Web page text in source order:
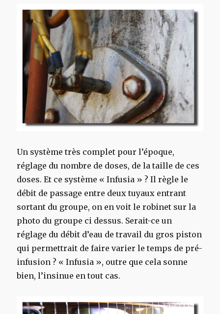
Un système très complet pour l’époque,
réglage du nombre de doses, de la taille de ces
doses. Et ce système « Infusia » ? Il règle le
débit de passage entre deux tuyaux entrant
sortant du groupe, on en voit le robinet sur la
photo du groupe ci dessus. Serait-ce un
réglage du débit d’eau de travail du gros piston
qui permettrait de faire varier le temps de pré-
infusion ? « Infusia », outre que cela sonne
bien, l’insinue en tout cas.